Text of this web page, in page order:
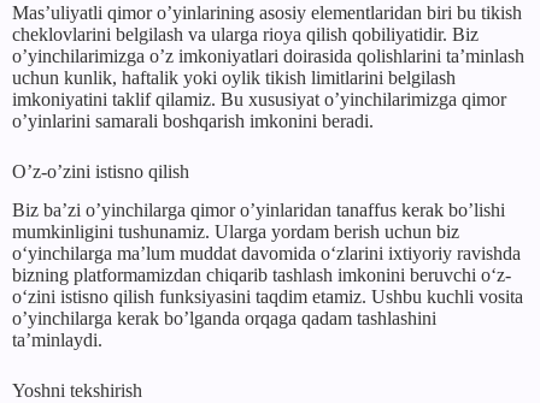
Mas’uliyatli qimor o’yinlarining asosiy elementlaridan biri bu tikish
cheklovlarini belgilash va ularga rioya qilish qobiliyatidir. Biz
o’yinchilarimizga o’z imkoniyatlari doirasida qolishlarini ta’minlash
uchun kunlik, haftalik yoki oylik tikish limitlarini belgilash
imkoniyatini taklif qilamiz. Bu xususiyat o’yinchilarimizga qimor
o’yinlarini samarali boshqarish imkonini beradi.
O’z-o’zini istisno qilish
Biz ba’zi o’yinchilarga qimor o’yinlaridan tanaffus kerak bo’lishi
mumkinligini tushunamiz. Ularga yordam berish uchun biz
oʻyinchilarga maʼlum muddat davomida oʻzlarini ixtiyoriy ravishda
bizning platformamizdan chiqarib tashlash imkonini beruvchi oʻz-
oʻzini istisno qilish funksiyasini taqdim etamiz. Ushbu kuchli vosita
o’yinchilarga kerak bo’lganda orqaga qadam tashlashini
ta’minlaydi.
Yoshni tekshirish